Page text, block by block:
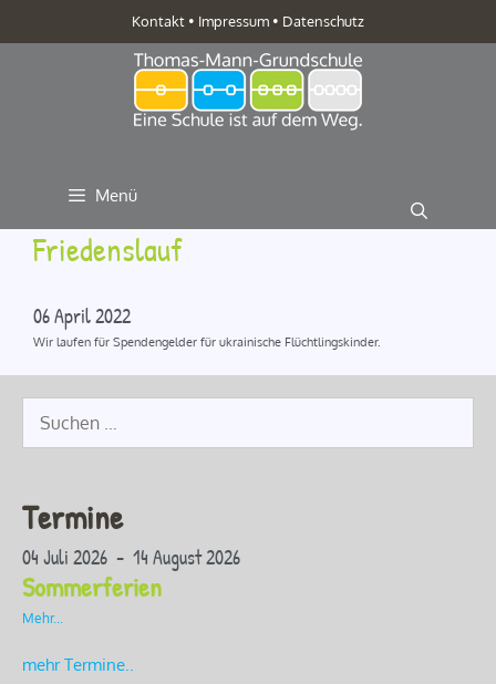
Inhalt
Kontakt • Impressum • Datenschutz
Menü
Friedenslauf
06 April 2022
Wir laufen für Spendengelder für ukrainische Flüchtlingskinder.
nach:
Termine
04 Juli 2026 - 14 August 2026
Sommerferien
Mehr...
mehr Termine..